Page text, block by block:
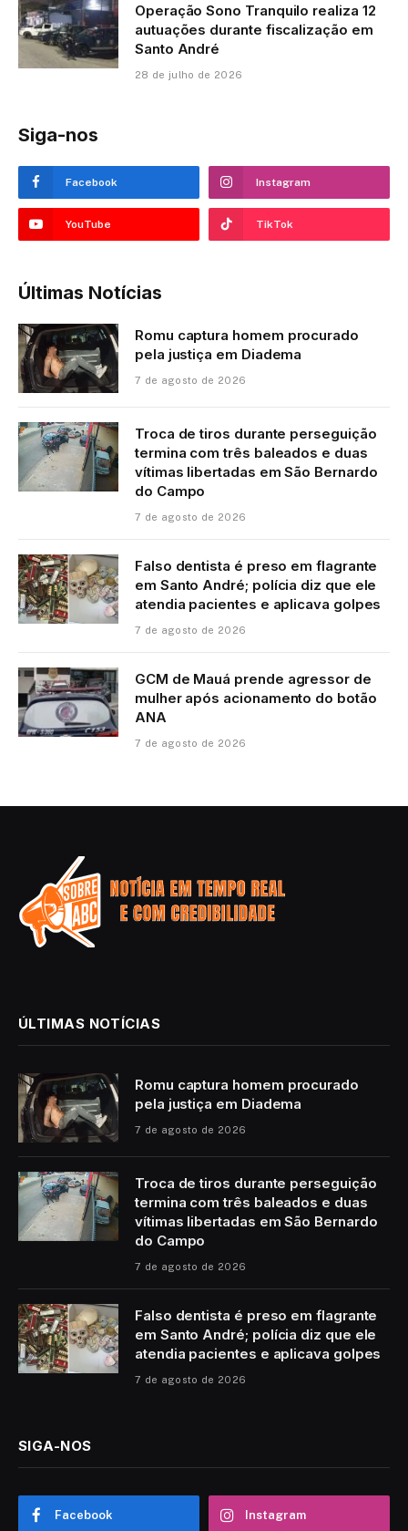
Operação Sono Tranquilo realiza 12
autuações durante fiscalização em
Santo André
28 de julho de 2026
Siga-nos
Facebook Instagram
YouTube TikTok
Últimas Notícias
Romu captura homem procurado
pela justiça em Diadema
7 de agosto de 2026
Troca de tiros durante perseguição
termina com três baleados e duas
vítimas libertadas em São Bernardo
do Campo
7 de agosto de 2026
Falso dentista é preso em flagrante
em Santo André; polícia diz que ele
atendia pacientes e aplicava golpes
7 de agosto de 2026
GCM de Mauá prende agressor de
mulher após acionamento do botão
ANA
7 de agosto de 2026
ÚLTIMAS NOTÍCIAS
Romu captura homem procurado
pela justiça em Diadema
7 de agosto de 2026
Troca de tiros durante perseguição
termina com três baleados e duas
vítimas libertadas em São Bernardo
do Campo
7 de agosto de 2026
Falso dentista é preso em flagrante
em Santo André; polícia diz que ele
atendia pacientes e aplicava golpes
7 de agosto de 2026
SIGA-NOS
Facebook Instagram